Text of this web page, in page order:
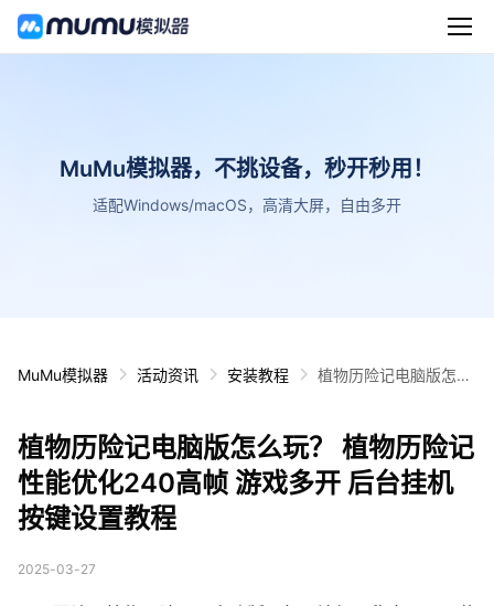
MuMu模拟器，不挑设备，秒开秒用！
适配Windows/macOS，高清大屏，自由多开
MuMu模拟器 活动资讯 安装教程
植物历险记电脑版怎么
后台挂机 按键设置教程
植物历险记电脑版怎么玩？ 植物历险记
性能优化240高帧 游戏多开 后台挂机
按键设置教程
2025-03-27